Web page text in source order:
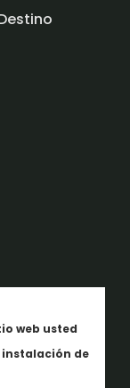
web usted
de